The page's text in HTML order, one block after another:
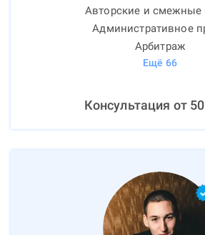
Авторские и смежные
Административное
Арбитраж
Ещё 66
Консультация от